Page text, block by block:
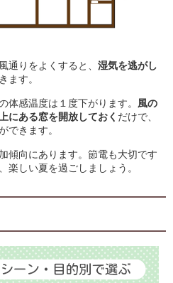
通りをよくすると、 湿気を逃がし
ます。
体感温度は１度下がります。 風の
にある窓を開放しておく だけで、
できます。
傾向にあります。節電も大切です
楽しい夏を過ごしましょう。